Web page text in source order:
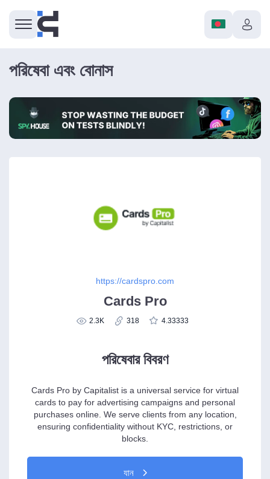
পরিষেবা এবং বোনাস
https://cardspro.com
Cards Pro
2.3K 318 4.33333
পরিষেবার বিবরণ
Cards Pro by Capitalist is a universal service for virtual
cards to pay for advertising campaigns and personal
purchases online. We serve clients from any location,
ensuring confidentiality without KYC, restrictions, or
blocks.
যান